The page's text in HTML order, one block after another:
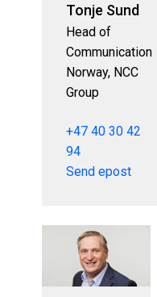
Tonje Sund
Head of
Communication
Norway, NCC
Group
+47 40 30 42
94
Send epost